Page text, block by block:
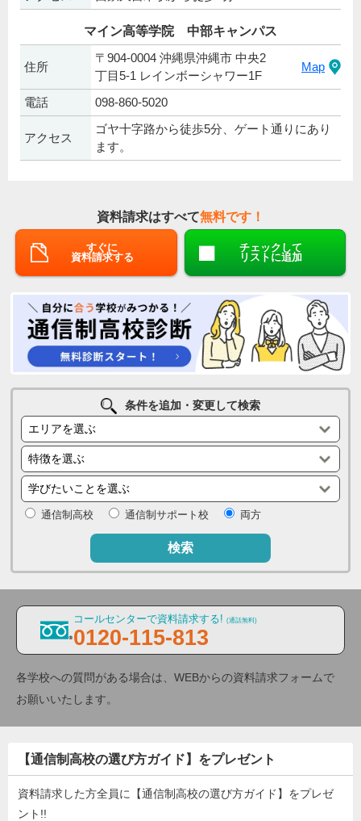
マイン高等学院 中部キャンパス
住所
〒904-0004 沖縄県沖縄市 中央2
丁目5-1 レインボーシャワー1F
Map
電話 098-860-5020
アクセス
ゴヤ十字路から徒歩5分、ゲート通りにあり
ます。
資料請求はすべて無料です！
すぐに
資料請求する
チェックして
リストに追加
条件を追加・変更して検索
通信制高校 通信制サポート校 両方
検索
コールセンターで資料請求する! (通話無料)
0120-115-813
各学校への質問がある場合は、WEBからの資料請求フォームで
お願いいたします。
【通信制高校の選び方ガイド】をプレゼント
資料請求した方全員に【通信制高校の選び方ガイド】をプレゼ
ント!!